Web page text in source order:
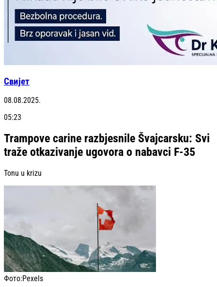
Свијет
08.08.2025.
05:23
Trampove carine razbjesnile Švajcarsku: Svi
traže otkazivanje ugovora o nabavci F-35
Tonu u krizu
Фото:Pexels